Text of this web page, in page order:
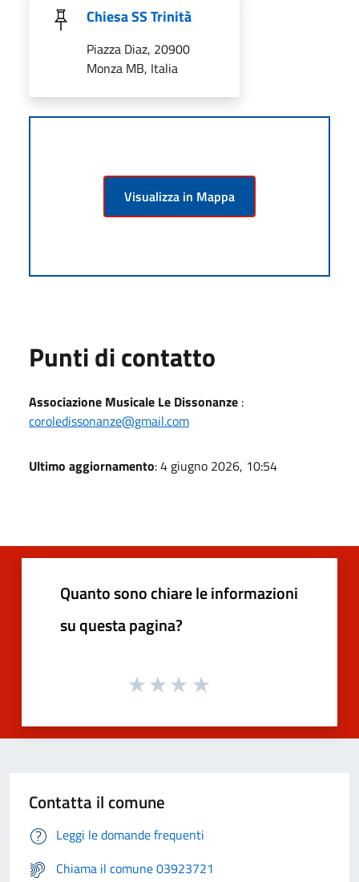
Chiesa SS Trinità
Piazza Diaz, 20900
Monza MB, Italia
Visualizza in Mappa
Punti di contatto
Associazione Musicale Le Dissonanze :
coroledissonanze@gmail.com
Ultimo aggiornamento: 4 giugno 2026, 10:54
Quanto sono chiare le informazioni
su questa pagina?
Contatta il comune
Leggi le domande frequenti
Chiama il comune 03923721